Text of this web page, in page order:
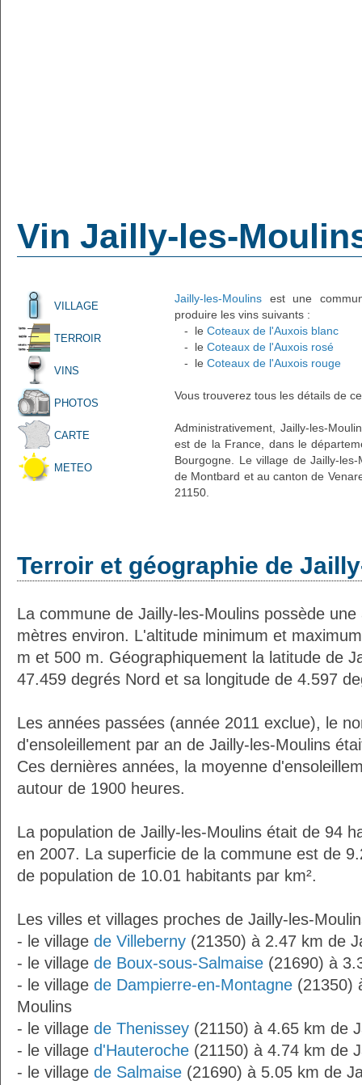
Vin Jailly-les-
VILLAGE
TERROIR
VINS
PHOTOS
CARTE
METEO
Jailly-les-Moulins est une
produire les vins suivants :
- le Coteaux de l'Auxois blanc
- le Coteaux de l'Auxois rosé
- le Coteaux de l'Auxois rouge
Vous trouverez tous les détails de
Administrativement, Jailly-les-
est de la France, dans le
Bourgogne. Le village de Jailly-
de Montbard et au canton de
21150.
Terroir et géographie de
La commune de Jailly-les-Moulins possède
mètres environ. L'altitude minimum et
m et 500 m. Géographiquement la latitude de
47.459 degrés Nord et sa longitude de 4.597
Les années passées (année 2011 exclue), le
d'ensoleillement par an de Jailly-les-Moulins
Ces dernières années, la moyenne
autour de 1900 heures.
La population de Jailly-les-Moulins était de 94
en 2007. La superficie de la commune est de
de population de 10.01 habitants par km².
Les villes et villages proches de Jailly-les-
- le village de Villeberny (21350) à 2.47 km de
- le village de Boux-sous-Salmaise (21690) à
- le village de Dampierre-en-Montagne (21350)
Moulins
- le village de Thenissey (21150) à 4.65 km de
- le village d'Hauteroche (21150) à 4.74 km de
- le village de Salmaise (21690) à 5.05 km de